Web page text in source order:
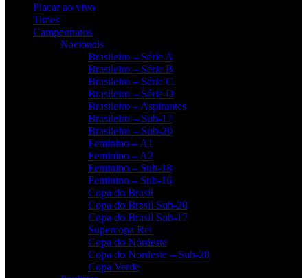
Placar ao vivo
Times
Campeonatos
Nacionais
Brasileiro – Série A
Brasileiro – Série B
Brasileiro – Série C
Brasileiro – Série D
Brasileiro – Aspirantes
Brasileiro – Sub-17
Brasileiro – Sub-20
Feminino – A1
Feminino – A2
Feminino – Sub-18
Feminino – Sub-16
Copa do Brasil
Copa do Brasil Sub-20
Copa do Brasil Sub-17
Supercopa Rei
Copa do Nordeste
Copa do Nordeste – Sub-20
Copa Verde